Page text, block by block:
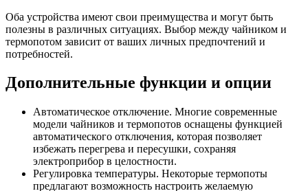
Оба устройства имеют свои преимущества и могут быть
полезны в различных ситуациях. Выбор между чайником и
термопотом зависит от ваших личных предпочтений и
потребностей.
Дополнительные функции и опции
Автоматическое отключение. Многие современные
модели чайников и термопотов оснащены функцией
автоматического отключения, которая позволяет
избежать перегрева и пересушки, сохраняя
электроприбор в целостности.
Регулировка температуры. Некоторые термопоты
предлагают возможность настроить желаемую